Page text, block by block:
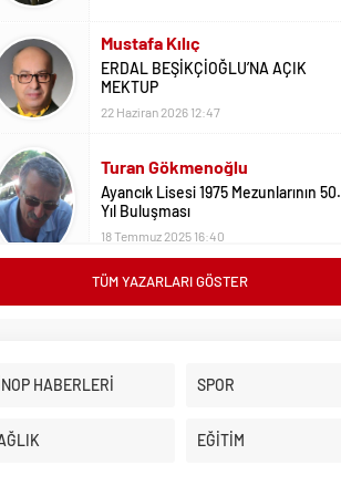
Mustafa Kılıç
ERDAL BEŞİKÇİOĞLU’NA AÇIK
MEKTUP
22 Haziran 2026 12:47
Turan Gökmenoğlu
Ayancık Lisesi 1975 Mezunlarının 50.
Yıl Buluşması
18 Temmuz 2025 16:40
Adil Yıldız
Üniversite Tercihleri İçin Öneriler
TÜM YAZARLARI GÖSTER
HABERLERİ SPOR
EĞİTİM